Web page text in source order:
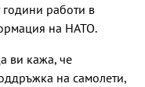
работи в
на НАТО.
ви кажа, че
на самолети,